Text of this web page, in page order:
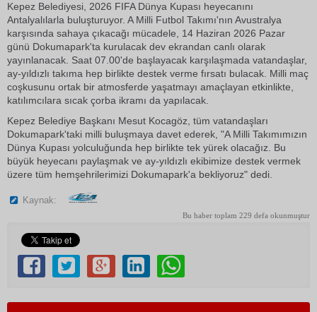
Kepez Belediyesi, 2026 FIFA Dünya Kupası heyecanını
Antalyalılarla buluşturuyor. A Milli Futbol Takımı'nın Avustralya
karşısında sahaya çıkacağı mücadele, 14 Haziran 2026 Pazar
günü Dokumapark'ta kurulacak dev ekrandan canlı olarak
yayınlanacak. Saat 07.00'de başlayacak karşılaşmada vatandaşlar,
ay-yıldızlı takıma hep birlikte destek verme fırsatı bulacak. Milli maç
coşkusunu ortak bir atmosferde yaşatmayı amaçlayan etkinlikte,
katılımcılara sıcak çorba ikramı da yapılacak.
Kepez Belediye Başkanı Mesut Kocagöz, tüm vatandaşları
Dokumapark'taki milli buluşmaya davet ederek, "A Milli Takımımızın
Dünya Kupası yolculuğunda hep birlikte tek yürek olacağız. Bu
büyük heyecanı paylaşmak ve ay-yıldızlı ekibimize destek vermek
üzere tüm hemşehrilerimizi Dokumapark'a bekliyoruz" dedi.
Kaynak:
Bu haber toplam 229 defa okunmuştur